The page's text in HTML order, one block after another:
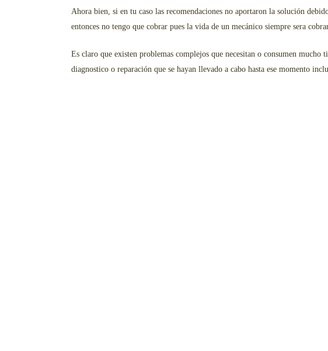
Ahora bien, si en tu caso las recomendaciones no aportaron la solución
entonces no tengo que cobrar pues la vida de un mecánico siempre sera
Es claro que existen problemas complejos que necesitan o consumen
diagnostico o reparación que se hayan llevado a cabo hasta ese momento